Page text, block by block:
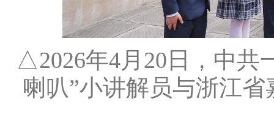
△2026年4月20日，中共
喇叭”小讲解员与浙江